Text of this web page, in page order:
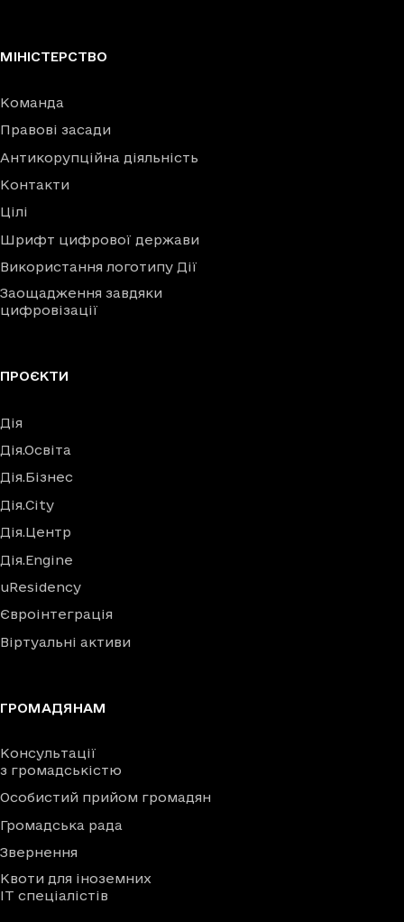
МІНІСТЕРСТВО
Команда
Правові засади
Антикорупційна діяльність
Контакти
Цілі
Шрифт цифрової держави
Використання логотипу Дії
Заощадження завдяки
цифровізації
ПРОЄКТИ
Дія
Дія.Освіта
Дія.Бізнес
Дія.City
Дія.Центр
Дія.Engine
uResidency
Євроінтеграція
Віртуальні активи
ГРОМАДЯНАМ
Консультації
з громадськістю
Особистий прийом громадян
Громадська рада
Звернення
Квоти для іноземних
IT спеціалістів